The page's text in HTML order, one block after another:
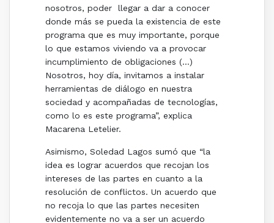
nosotros, poder llegar a dar a conocer
donde más se pueda la existencia de este
programa que es muy importante, porque
lo que estamos viviendo va a provocar
incumplimiento de obligaciones (…)
Nosotros, hoy día, invitamos a instalar
herramientas de diálogo en nuestra
sociedad y acompañadas de tecnologías,
como lo es este programa”, explica
Macarena Letelier.
Asimismo, Soledad Lagos sumó que “la
idea es lograr acuerdos que recojan los
intereses de las partes en cuanto a la
resolución de conflictos. Un acuerdo que
no recoja lo que las partes necesiten
evidentemente no va a ser un acuerdo